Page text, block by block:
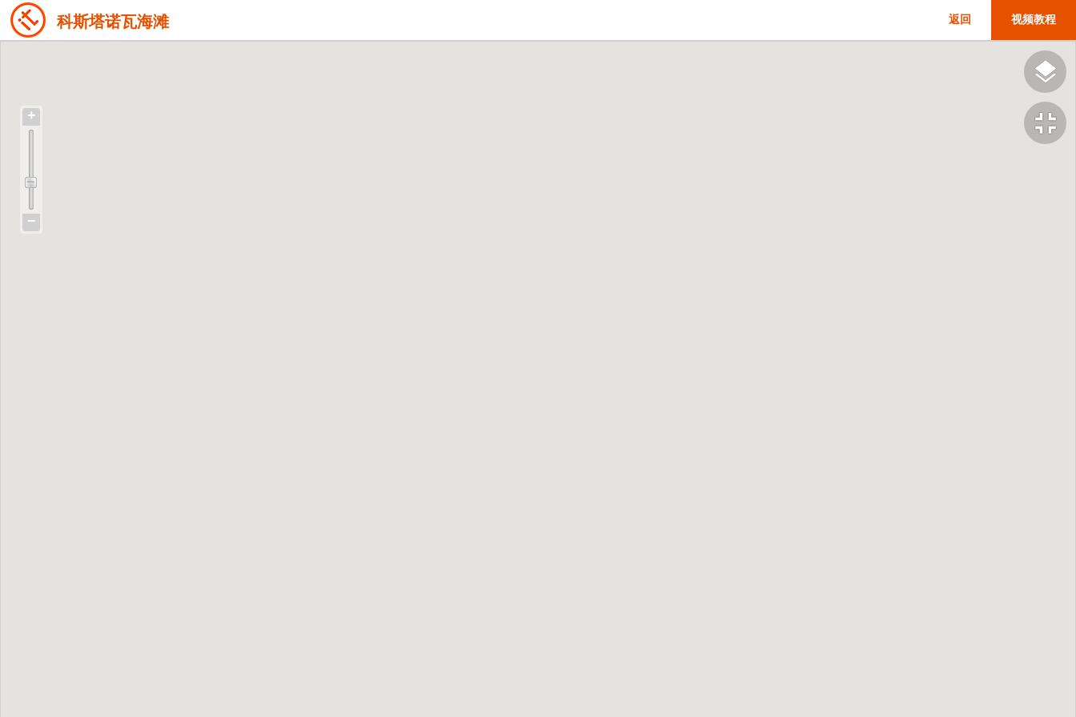
科斯塔诺瓦海滩 视频教程
返回
+
−
fullscreen_exit